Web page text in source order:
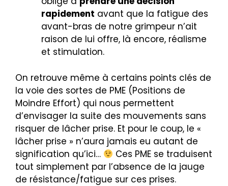
rapidement avant que la fatigue des
avant-bras de notre grimpeur n’ait
raison de lui offre, là encore, réalisme
et stimulation.
On retrouve même à certains points clés de
la voie des sortes de PME (Positions de
Moindre Effort) qui nous permettent
d’envisager la suite des mouvements sans
risquer de lâcher prise. Et pour le coup, le «
lâcher prise » n’aura jamais eu autant de
signification qu’ici…
Ces PME se traduisent
tout simplement par l’absence de la jauge
de résistance/fatigue sur ces prises.